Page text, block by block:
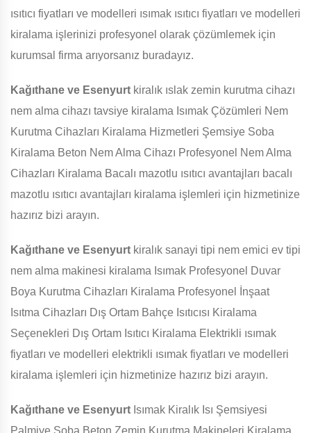
ısıtıcı fiyatları ve modelleri ısımak ısıtıcı fiyatları ve modelleri
kiralama işlerinizi profesyonel olarak çözümlemek için
kurumsal firma arıyorsanız buradayız.
Kağıthane ve Esenyurt kiralık ıslak zemin kurutma cihazı
nem alma cihazı tavsiye kiralama Isımak Çözümleri Nem
Kurutma Cihazları Kiralama Hizmetleri Şemsiye Soba
Kiralama Beton Nem Alma Cihazı Profesyonel Nem Alma
Cihazları Kiralama Bacalı mazotlu ısıtıcı avantajları bacalı
mazotlu ısıtıcı avantajları kiralama işlemleri için hizmetinize
hazırız bizi arayın.
Kağıthane ve Esenyurt kiralık sanayi tipi nem emici ev tipi
nem alma makinesi kiralama Isımak Profesyonel Duvar
Boya Kurutma Cihazları Kiralama Profesyonel İnşaat
Isıtma Cihazları Dış Ortam Bahçe Isıtıcısı Kiralama
Seçenekleri Dış Ortam Isıtıcı Kiralama Elektrikli ısımak
fiyatları ve modelleri elektrikli ısımak fiyatları ve modelleri
kiralama işlemleri için hizmetinize hazırız bizi arayın.
Kağıthane ve Esenyurt Isımak Kiralık Isı Şemsiyesi